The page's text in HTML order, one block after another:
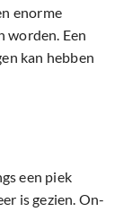
enorme
worden. Een
kan hebben
een piek
is gezien. On-